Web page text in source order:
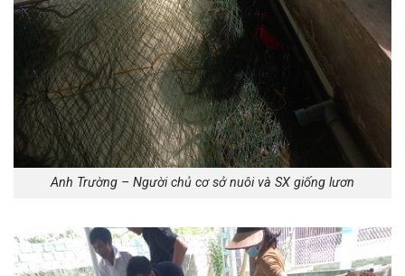
Anh Trường – Người chủ cơ sở nuôi và SX giống lươn